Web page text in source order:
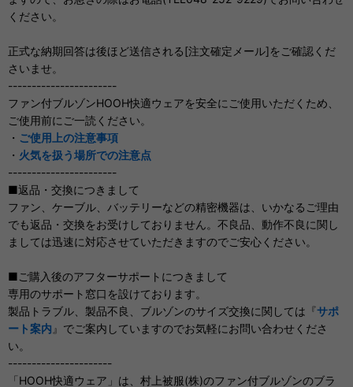
ください。
正式な納期回答は後ほど送信される[注文確定メール]をご確認くだ
さいませ。
-----------------------
ファン付ブルゾンHOOH快適ウェアを安全にご使用いただくため、
ご使用前にご一読ください。
・ ご使用上の注意事項
・ 火気を扱う場所での注意点
-----------------------
■返品・交換につきまして
ファン、ケーブル、バッテリーなどの精密機器は、いかなるご理由
でも返品・交換をお受けしておりません。不良品、動作不良に関し
ましては迅速に対応させていただきますのでご安心ください。
■ご購入後のアフターサポートにつきまして
専用のサポート窓口を設けております。
製品トラブル、製品不良、ブルゾンのサイズ交換に関しては『サポ
ート案内 』でご案内していますのでお気軽にお問い合わせくださ
い。
----------------------
「HOOH快適ウェア」は、村上被服(株)のファン付ブルゾンのブラ